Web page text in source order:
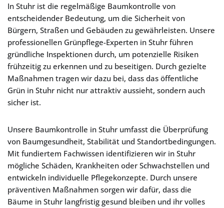
In Stuhr ist die regelmäßige Baumkontrolle von
entscheidender Bedeutung, um die Sicherheit von
Bürgern, Straßen und Gebäuden zu gewährleisten. Unsere
professionellen Grünpflege-Experten in Stuhr führen
gründliche Inspektionen durch, um potenzielle Risiken
frühzeitig zu erkennen und zu beseitigen. Durch gezielte
Maßnahmen tragen wir dazu bei, dass das öffentliche
Grün in Stuhr nicht nur attraktiv aussieht, sondern auch
sicher ist.
Unsere Baumkontrolle in Stuhr umfasst die Überprüfung
von Baumgesundheit, Stabilität und Standortbedingungen.
Mit fundiertem Fachwissen identifizieren wir in Stuhr
mögliche Schäden, Krankheiten oder Schwachstellen und
entwickeln individuelle Pflegekonzepte. Durch unsere
präventiven Maßnahmen sorgen wir dafür, dass die
Bäume in Stuhr langfristig gesund bleiben und ihr volles